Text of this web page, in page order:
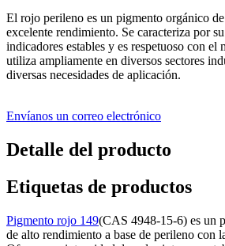
El rojo perileno es un pigmento orgánico
excelente rendimiento. Se caracteriza por
indicadores estables y es respetuoso con el
utiliza ampliamente en diversos sectores
diversas necesidades de aplicación.
Envíanos un correo electrónico
Detalle del producto
Etiquetas de productos
Pigmento rojo 149(CAS 4948-15-6) es un
de alto rendimiento a base de perileno con